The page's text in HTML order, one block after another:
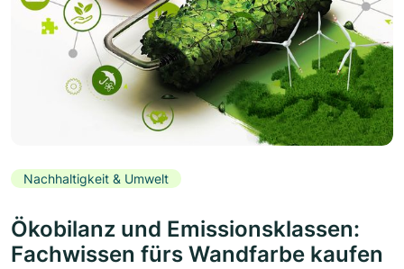
Nachhaltigkeit & Umwelt
Ökobilanz und Emissionsklassen:
Fachwissen fürs Wandfarbe kaufen